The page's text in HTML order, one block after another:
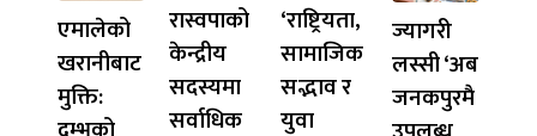
एमालेको
खरानीबाट
मुक्ति:
रास्वपाको
केन्द्रीय
सदस्यमा
सर्वाधिक
‘राष्ट्रियता,
सामाजिक
सद्भाव र
युवा
ज्यागरी
लस्सी ‘अब
जनकपुरमै